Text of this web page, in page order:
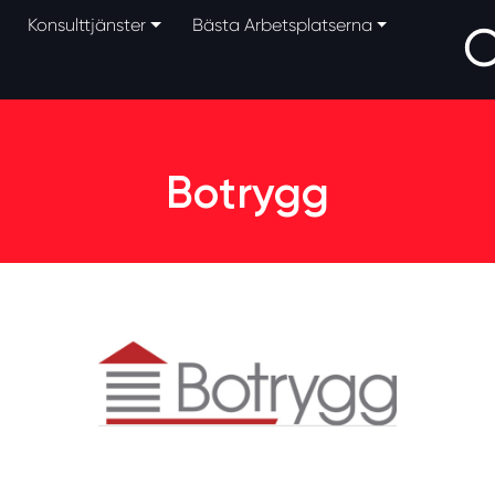
Konsulttjänster Bästa Arbetsplatserna
Botrygg